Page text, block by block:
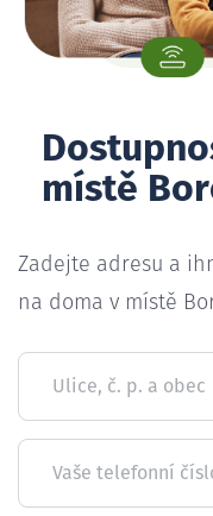
místě
Zadejte adresu a
na doma v místě
Ulice, č. p. a obec
Vaše telefonní